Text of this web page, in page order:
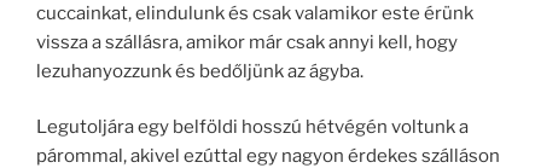
cuccainkat, elindulunk és csak valamikor este érünk
vissza a szállásra, amikor már csak annyi kell, hogy
lezuhanyozzunk és bedőljünk az ágyba.
Legutoljára egy belföldi hosszú hétvégén voltunk a
párommal, akivel ezúttal egy nagyon érdekes szálláson